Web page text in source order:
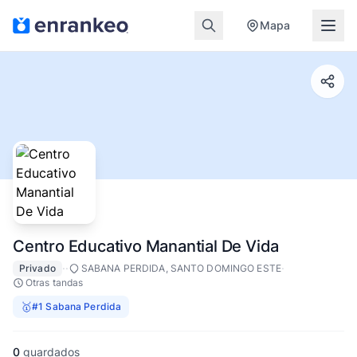
Mapa
Centro Educativo Manantial De Vida
Privado ·· SABANA PERDIDA, SANTO DOMINGO ESTE·
Otras tandas
🥇#1 Sabana Perdida
0 guardados